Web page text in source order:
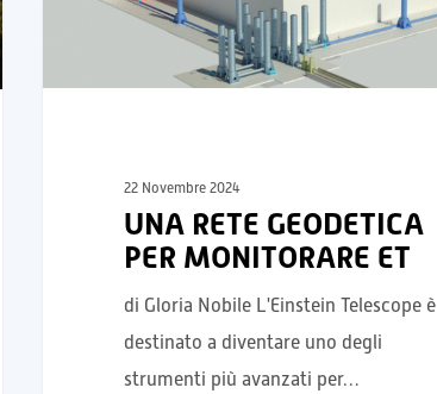
22 Novembre 2024
UNA RETE GEODETICA
PER MONITORARE ET
di Gloria Nobile L'Einstein Telescope è
destinato a diventare uno degli
strumenti più avanzati per…